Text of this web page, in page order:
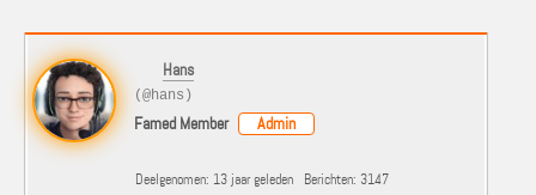
Hans
(@hans)
Famed Member Admin
Deelgenomen: 13 jaar geleden Berichten: 3147